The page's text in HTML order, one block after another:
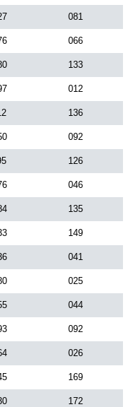
081
066
133
012
136
092
126
046
135
149
041
025
044
092
026
169
172